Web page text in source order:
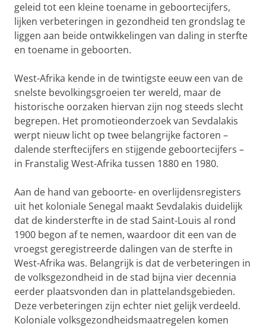
geleid tot een kleine toename in geboortecijfers,
lijken verbeteringen in gezondheid ten grondslag te
liggen aan beide ontwikkelingen van daling in sterfte
en toename in geboorten.
West-Afrika kende in de twintigste eeuw een van de
snelste bevolkingsgroeien ter wereld, maar de
historische oorzaken hiervan zijn nog steeds slecht
begrepen. Het promotieonderzoek van Sevdalakis
werpt nieuw licht op twee belangrijke factoren –
dalende sterftecijfers en stijgende geboortecijfers –
in Franstalig West-Afrika tussen 1880 en 1980.
Aan de hand van geboorte- en overlijdensregisters
uit het koloniale Senegal maakt Sevdalakis duidelijk
dat de kindersterfte in de stad Saint-Louis al rond
1900 begon af te nemen, waardoor dit een van de
vroegst geregistreerde dalingen van de sterfte in
West-Afrika was. Belangrijk is dat de verbeteringen in
de volksgezondheid in de stad bijna vier decennia
eerder plaatsvonden dan in plattelandsgebieden.
Deze verbeteringen zijn echter niet gelijk verdeeld.
Koloniale volksgezondheidsmaatregelen komen